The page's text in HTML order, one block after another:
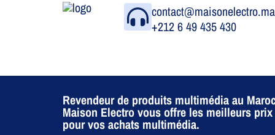
contact@maisonelectro.ma
+212 6 49 435 430
Revendeur de produits multimédia au
Maison Electro vous offre les meilleurs prix
pour vos achats multimédia.